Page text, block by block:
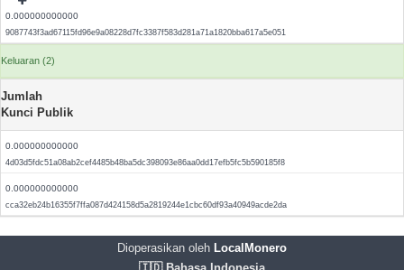
0.000000000000
9087743f3ad67115fd96e9a08228d7fc3387f583d281a71a1820bba617a5e051
Keluaran (2)
Jumlah
Kunci Publik
0.000000000000
4d03d5fdc51a08ab2cef4485b48ba5dc398093e86aa0dd17efb5fc5b590185f8
0.000000000000
cca32eb24b16355f7ffa087d424158d5a2819244e1cbc60df93a40949acde2da
Dioperasikan oleh LocalMonero